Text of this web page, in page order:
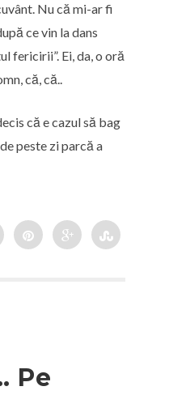
Nu că mi-ar fi
ce vin la dans
fericirii”. Ei, da, o oră
că, că..
că e cazul să bag
peste zi parcă a
Pe